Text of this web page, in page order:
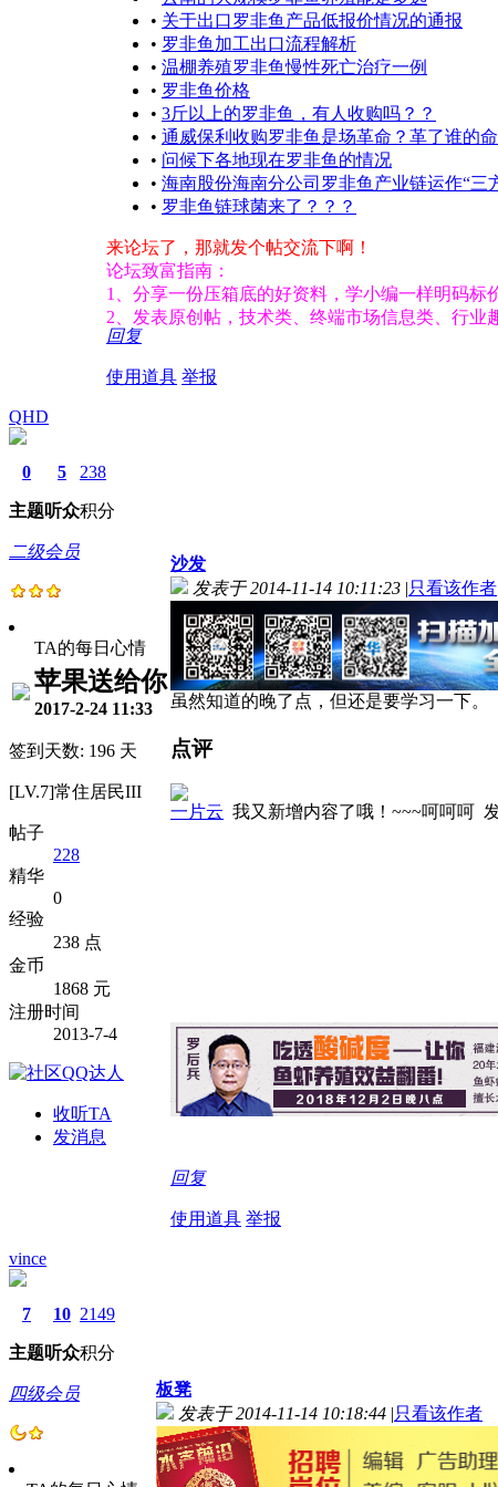
• 关于出口罗非鱼产品低报价情况的通报
• 罗非鱼加工出口流程解析
• 温棚养殖罗非鱼慢性死亡治疗一例
• 罗非鱼价格
• 3斤以上的罗非鱼，有人收购吗？？
• 通威保利收购罗非鱼是场革命？革了谁的命
• 问候下各地现在罗非鱼的情况
• 海南股份海南分公司罗非鱼产业链运作“三
• 罗非鱼链球菌来了？？？
来论坛了，那就发个帖交流下啊！
论坛致富指南：
1、分享一份压箱底的好资料，学小编一样明码
2、发表原创帖，技术类、终端市场信息类、行
回复
使用道具 举报
QHD
0
主题
5
听众
238
积分
二级会员
TA的每日心情
苹果送给你
2017-2-24 11:33
签到天数: 196 天
[LV.7]常住居民III
帖子
228
精华
0
经验
238 点
金币
1868 元
注册时间
2013-7-4
收听TA
发消息
沙发
发表于 2014-11-14 10:11:23 |只看该作者
虽然知道的晚了点，但还是要学习一下。
点评
一片云 我又新增内容了哦！~~~呵呵呵
回复
使用道具 举报
vince
7
主题
10
听众
2149
积分
四级会员
板凳
发表于 2014-11-14 10:18:44 |只看该作者